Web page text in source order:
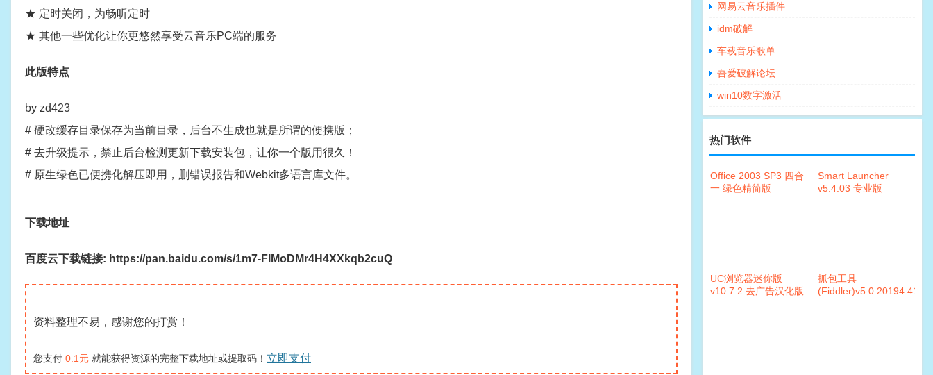
★ 定时关闭，为畅听定时
★ 其他一些优化让你更悠然享受云音乐PC端的服务
此版特点
by zd423
# 硬改缓存目录保存为当前目录，后台不生成也就是所谓的便携版；
# 去升级提示，禁止后台检测更新下载安装包，让你一个版用很久！
# 原生绿色已便携化解压即用，删错误报告和Webkit多语言库文件。
下载地址
百度云下载链接: https://pan.baidu.com/s/1m7-FlMoDMr4H4XXkqb2cuQ
资料整理不易，感谢您的打赏！
您支付 0.1元 就能获得资源的完整下载地址或提取码！ 立即支付
网易云音乐插件
idm破解
车载音乐歌单
吾爱破解论坛
win10数字激活
热门软件
Office 2003 SP3 四合
一 绿色精简版
Smart Launcher
v5.4.03 专业版
UC浏览器迷你版
v10.7.2 去广告汉化版
抓包工具